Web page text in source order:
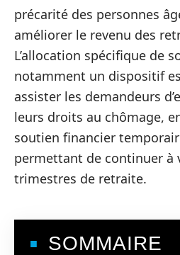
précarité des personnes
améliorer le revenu des
L’allocation spécifique de
notamment un dispositif
assister les demandeurs
leurs droits au chômage,
soutien financier
permettant de continuer à
trimestres de retraite.
SOMMAIRE